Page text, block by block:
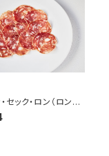
セック・ロン（ロンブ
＜メゾン・ラボリ
ンス・オーヴェルニ